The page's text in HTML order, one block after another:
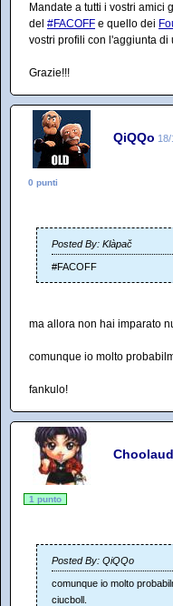
Mandate a tutti i vostri amici
del #FACOFF e quello dei
vostri profili con l'aggiunta di
Grazie!!!
QiQQo
0 punti
Posted By: Klàpač
#FACOFF
ma allora non hai imparato
comunque io molto
fankulo!
1 punto
Posted By: QiQQo
comunque io molto
ciucboll.